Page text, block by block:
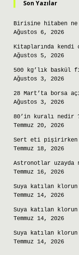
Son Yazılar
Birisine hitaben ne
Ağustos 6, 2026
Kitaplarında
Ağustos 5, 2026
500 kg’lık baskül
Ağustos 3, 2026
28 Mart’ta borsa
Ağustos 3, 2026
80’in kuralı nedir
Temmuz 20, 2026
Sert eti pişirirken
Temmuz 18, 2026
Astronotlar uzayda
Temmuz 16, 2026
Suya katılan
Temmuz 14, 2026
Suya katılan
Temmuz 14, 2026
Suya katılan
Temmuz 14, 2026